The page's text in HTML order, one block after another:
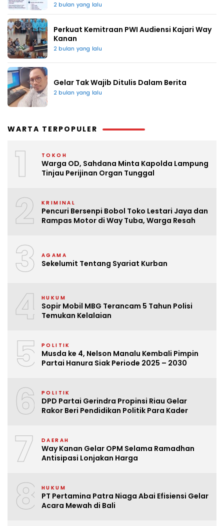
2 bulan yang lalu
Perkuat Kemitraan PWI Audiensi Kajari Way
Kanan
2 bulan yang lalu
Gelar Tak Wajib Ditulis Dalam Berita
2 bulan yang lalu
WARTA TERPOPULER
1 TOKOH
Warga OD, Sahdana Minta Kapolda Lampung
Tinjau Perijinan Organ Tunggal
2 KRIMINAL
Pencuri Bersenpi Bobol Toko Lestari Jaya dan
Rampas Motor di Way Tuba, Warga Resah
3 AGAMA
Sekelumit Tentang Syariat Kurban
4 HUKUM
Sopir Mobil MBG Terancam 5 Tahun Polisi
Temukan Kelalaian
5 POLITIK
Musda ke 4, Nelson Manalu Kembali Pimpin
Partai Hanura Siak Periode 2025 – 2030
6 POLITIK
DPD Partai Gerindra Propinsi Riau Gelar
Rakor Beri Pendidikan Politik Para Kader
7 DAERAH
Way Kanan Gelar OPM Selama Ramadhan
Antisipasi Lonjakan Harga
8 HUKUM
PT Pertamina Patra Niaga Abai Efisiensi Gelar
Acara Mewah di Bali